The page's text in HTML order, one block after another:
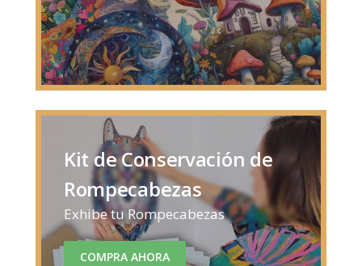
Kit de Conservación de
Rompecabezas
Exhibe tu Rompecabezas
COMPRA AHORA